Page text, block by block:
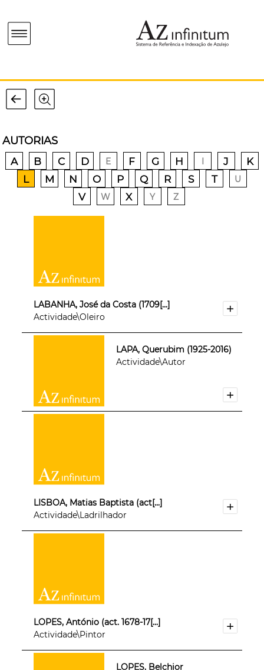
AUTORIAS
A B C D E F G H I J
K
L
M N O P Q R S T U
V W X Y Z
LABANHA, José da Costa (1709[...]
Actividade\Oleiro
LAPA, Querubim (1925-2016)
Actividade\Autor
LISBOA, Matias Baptista (act[...]
Actividade\Ladrilhador
LOPES, António (act. 1678-17[...]
Actividade\Pintor
LOPES, Belchior